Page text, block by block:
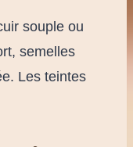
souple ou
semelles
Les teintes